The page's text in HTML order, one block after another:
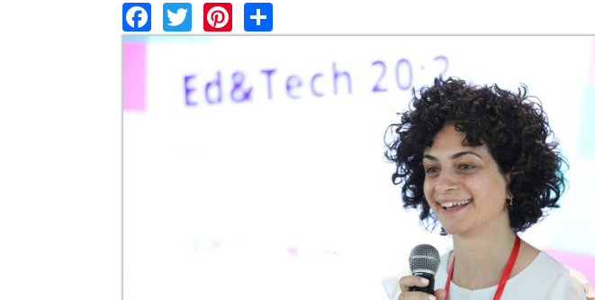
Facebook
TwitterPinterest